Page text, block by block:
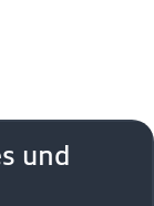
oben
und